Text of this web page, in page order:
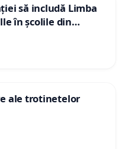
să includă Limba
în școlile din
ale trotinetelor